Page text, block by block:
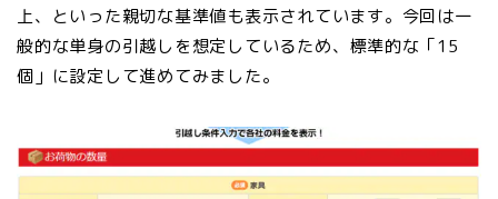
上、といった親切な基準値も表示されています。今回は一
般的な単身の引越しを想定しているため、標準的な「15
個」に設定して進めてみました。